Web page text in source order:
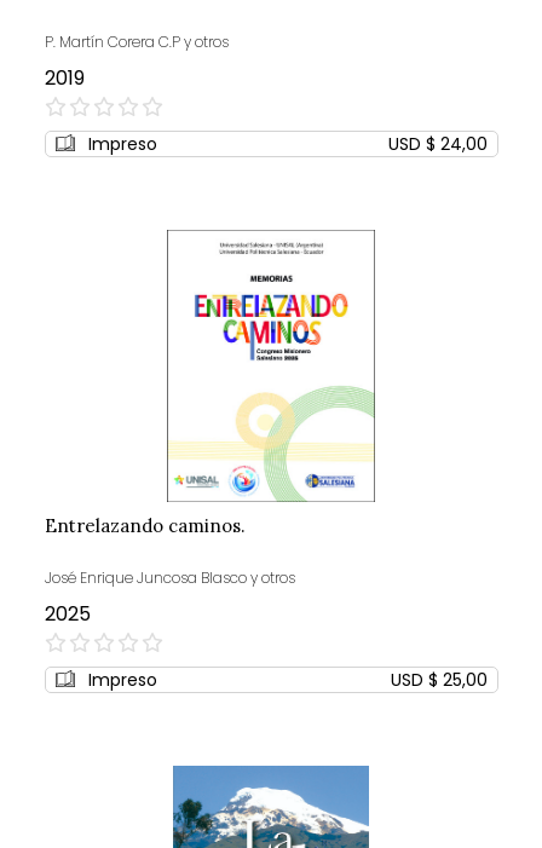
P. Martín Corera C.P y otros
2019
0%
Impreso USD $ 24,00
Entrelazando caminos.
José Enrique Juncosa Blasco y otros
2025
0%
Impreso USD $ 25,00